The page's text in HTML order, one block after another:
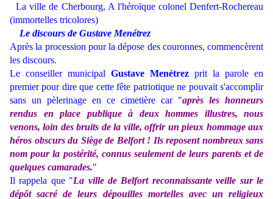
La ville de Cherbourg, A l'héroïque colonel Denfert-Rochereau
(immortelles tricolores)
Le discours de Gustave Menétrez
Après la procession pour la dépose des couronnes, commencèrent
les discours.
Le conseiller municipal Gustave Menétrez prit la parole en
premier pour dire que cette fête patriotique ne pouvait s'accomplir
sans un pèlerinage en ce cimetière car "après les honneurs
rendus en place publique à deux hommes illustres, nous
venons, loin des bruits de la ville, offrir un pieux hommage aux
héros obscurs du Siège de Belfort ! Ils reposent nombreux sans
nom pour la postérité, connus seulement de leurs parents et de
quelques camarades."
Il rappela que "La ville de Belfort reconnaissante veille sur le
dépôt sacré de leurs dépouilles mortelles avec un religieux